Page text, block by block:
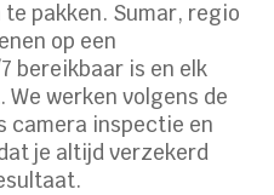
pakken. Sumar, regio
op een
bereikbaar is en elk
werken volgens de
camera inspectie en
je altijd verzekerd